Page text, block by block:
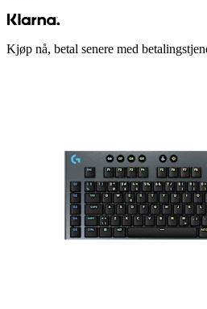
Kjøp nå, betal senere med